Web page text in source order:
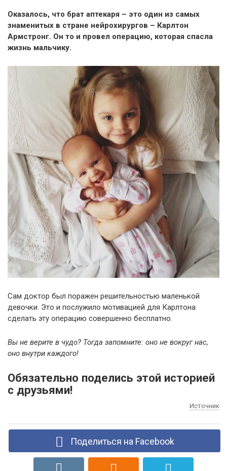
Оказалось, что брат аптекаря – это один из самых
знаменитых в стране нейрохирургов – Карлтон
Армстронг. Он то и провел операцию, которая спасла
жизнь мальчику.
Сам доктор был поражен решительностью маленькой
девочки. Это и послужило мотивацией для Карлтона
сделать эту операцию совершенно бесплатно.
Вы не верите в чудо? Тогда запомните: оно не вокруг нас,
оно внутри каждого!
Обязательно поделись этой историей
с друзьями!
Источник
Поделиться на Facebook